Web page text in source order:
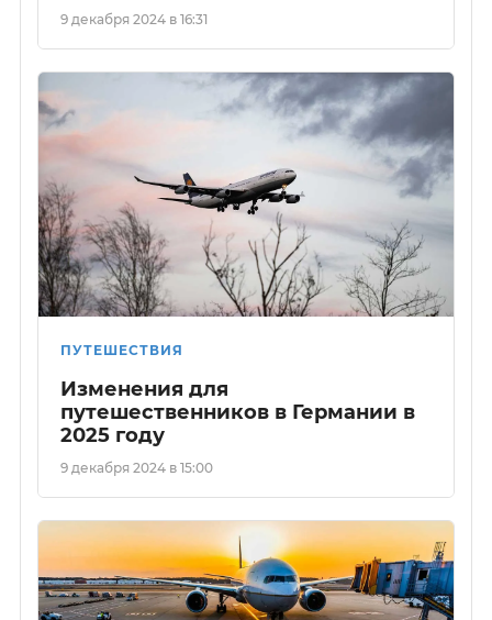
9 декабря 2024 в 16:31
ПУТЕШЕСТВИЯ
Изменения для
путешественников в Германии в
2025 году
9 декабря 2024 в 15:00